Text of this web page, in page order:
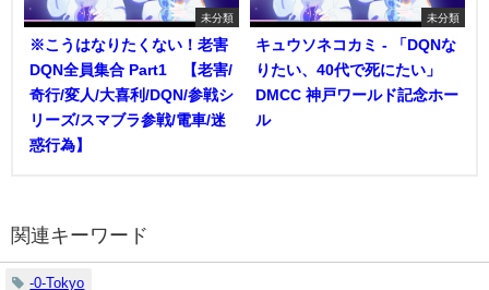
未分類
※こうはなりたくない！老害
DQN全員集合 Part1 【老害/
奇行/変人/大喜利/DQN/参戦シ
リーズ/スマブラ参戦/電車/迷
惑行為】
未分類
キュウソネコカミ - 「DQNな
りたい、40代で死にたい」
DMCC 神戸ワールド記念ホー
ル
関連キーワード
-0-Tokyo